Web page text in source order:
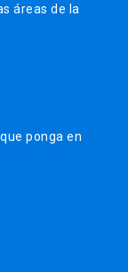
áreas de la
ponga en